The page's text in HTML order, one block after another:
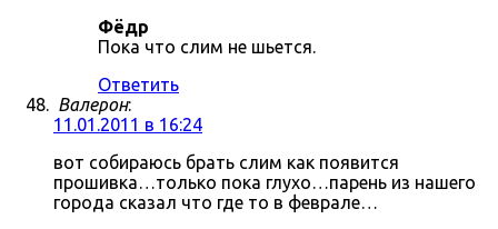
Фёдр
Пока что слим не шьется.
Ответить
Валерон:
11.01.2011 в 16:24
вот собираюсь брать слим как появится
прошивка…только пока глухо…парень из нашего
города сказал что где то в феврале…